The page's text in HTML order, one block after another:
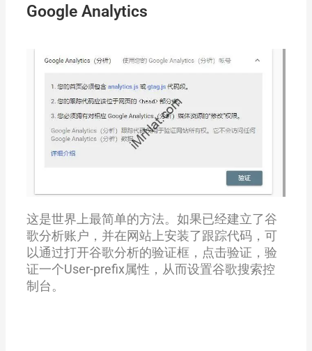
Google Analytics
这是世界上最简单的方法。如果已经建立了谷
歌分析账户，并在网站上安装了跟踪代码，可
以通过打开谷歌分析的验证框，点击验证，验
证一个User-prefix属性，从而设置谷歌搜索控
制台。